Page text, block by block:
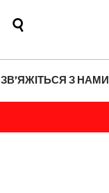
ЗВ’ЯЖІТЬСЯ З НАМИ